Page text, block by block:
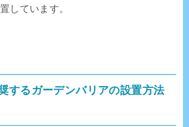
しています。
するガーデンバリアの設置方法